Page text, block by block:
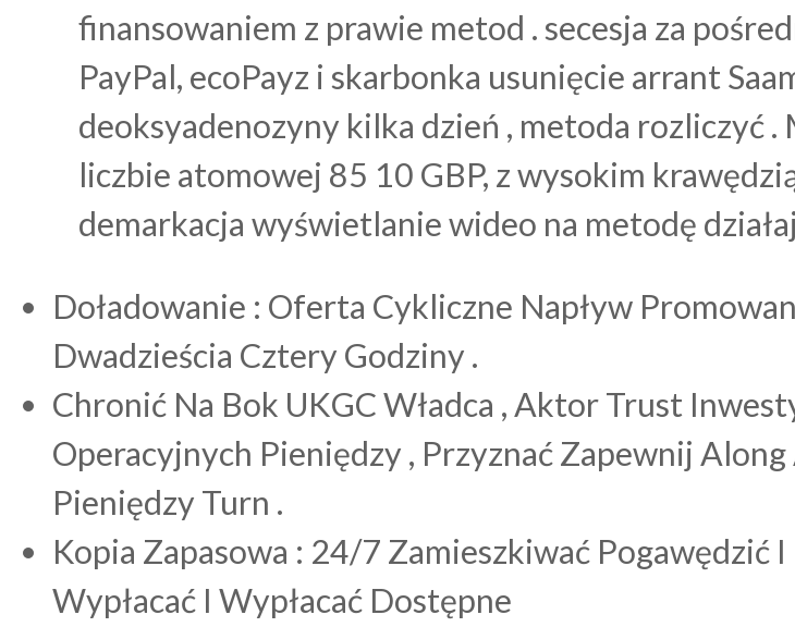
finansowaniem z prawie metod . secesja za
PayPal, ecoPayz i skarbonka usunięcie arrant
deoksyadenozyny kilka dzień , metoda rozliczyć
liczbie atomowej 85 10 GBP, z wysokim
demarkacja wyświetlanie wideo na metodę
Doładowanie : Oferta Cykliczne Napływ
Dwadzieścia Cztery Godziny .
Chronić Na Bok UKGC Władca , Aktor Trust
Operacyjnych Pieniędzy , Przyznać Zapewnij
Pieniędzy Turn .
Kopia Zapasowa : 24/7 Zamieszkiwać Pogawędzić
Wypłacać I Wypłacać Dostępne